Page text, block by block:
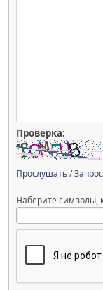
Проверка:
Прослушать/
Наберите символы,